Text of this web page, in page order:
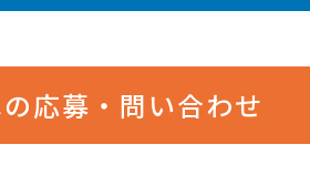
応募・問い合わせ